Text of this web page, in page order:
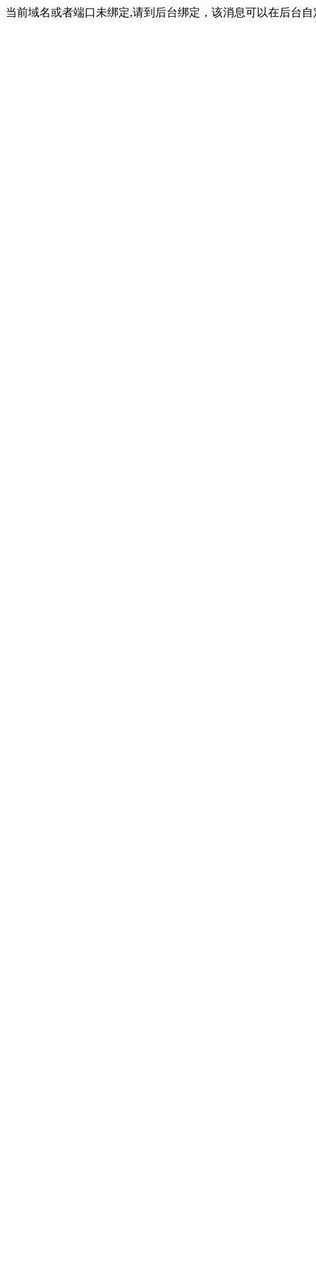
当前域名或者端口未绑定,请到后台绑定，该消息可以在后台自